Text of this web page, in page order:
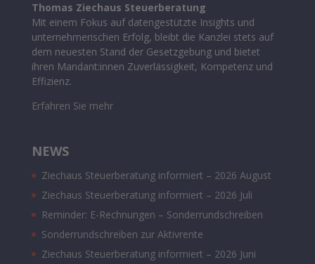
Thomas Ziechaus Steuerberatung
Mit einem Fokus auf datengestützte Insights und
unternehmerischen Erfolg, bleibt die Kanzlei stets auf
dem neuesten Stand der Gesetzgebung und bietet
ihren Mandant:innen Zuverlässigkeit, Kompetenz und
Effizienz.
Erfahren Sie mehr
NEWS
Ziechaus Steuerberatung informiert – 2026 August
Ziechaus Steuerberatung informiert – 2026 Juli
Reminder: E-Rechnungen – Sonderrundschreiben
Sonderrundschreiben zur Aktivrente
Ziechaus Steuerberatung informiert – 2026 Juni